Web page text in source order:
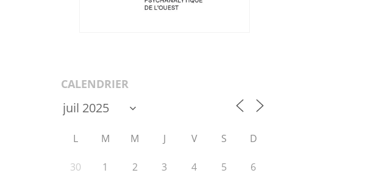
CALENDRIER
L M M J V S D
30 1 2 3 4 5 6